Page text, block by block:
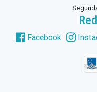
Facebook